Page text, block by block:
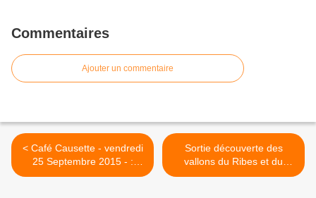
Commentaires
Ajouter un commentaire
< Café Causette - vendredi
25 Septembre 2015 - :
"Jardiner autrement".
Sortie découverte des
vallons du Ribes et du
Méginand : dimanche 11